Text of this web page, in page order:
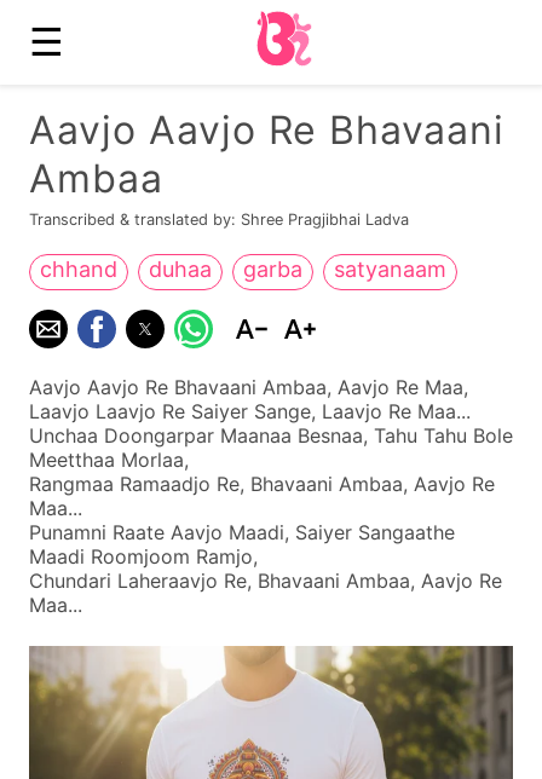
☰
Aavjo Aavjo Re Bhavaani
Ambaa
Transcribed & translated by: Shree Pragjibhai Ladva
chhand duhaa garba satyanaam
Aavjo Aavjo Re Bhavaani Ambaa, Aavjo Re Maa,
Laavjo Laavjo Re Saiyer Sange, Laavjo Re Maa...
Unchaa Doongarpar Maanaa Besnaa, Tahu Tahu Bole
Meetthaa Morlaa,
Rangmaa Ramaadjo Re, Bhavaani Ambaa, Aavjo Re
Maa...
Punamni Raate Aavjo Maadi, Saiyer Sangaathe
Maadi Roomjoom Ramjo,
Chundari Laheraavjo Re, Bhavaani Ambaa, Aavjo Re
Maa...